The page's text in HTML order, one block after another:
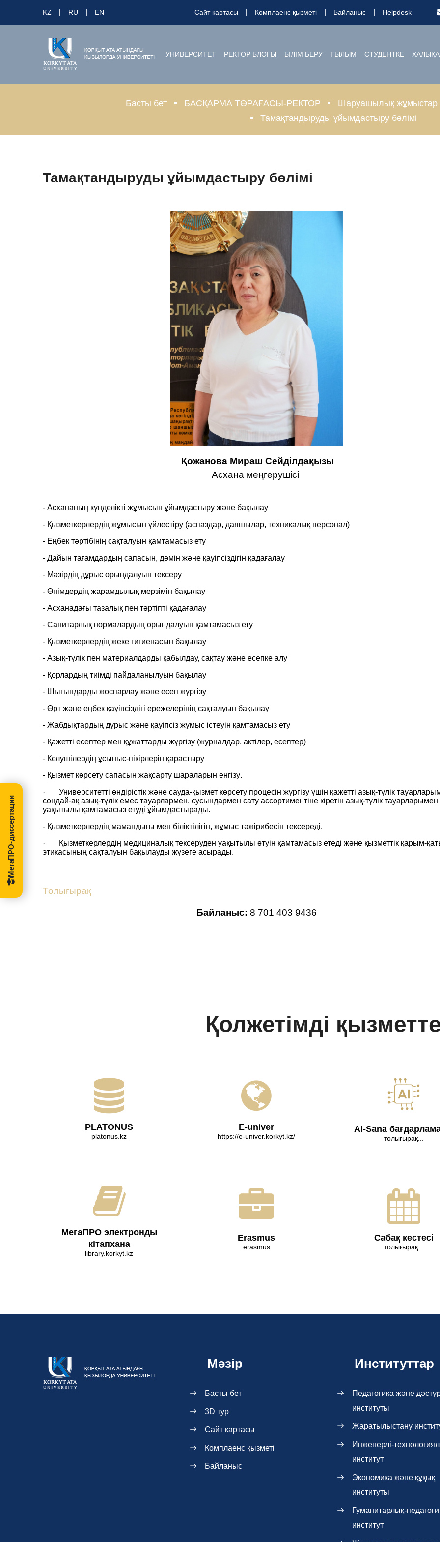
KZ RU EN Сайт картасы Комплаенс қызметі Байланыс Helpdesk
УНИВЕРСИТЕТ РЕКТОР БЛОГЫ БІЛІМ БЕРУ ҒЫЛЫМ СТУДЕНТКЕ
Басты бет БАСҚАРМА ТӨРАҒАСЫ-РЕКТОР
Шаруашылық жұмыстар
Тамақтандыруды ұйымдастыру бөлімі
Тамақтандыруды ұйымдастыру бөлімі
Қожанова Мираш Сейділдақызы
Асхана меңгерушісі
- Асхананың күнделікті жұмысын ұйымдастыру және бақылау
- Қызметкерлердің жұмысын үйлестіру (аспаздар, даяшылар, техникалық персонал)
- Еңбек тәртібінің сақталуын қамтамасыз ету
- Дайын тағамдардың сапасын, дәмін және қауіпсіздігін қадағалау
- Мәзірдің дұрыс орындалуын тексеру
- Өнімдердің жарамдылық мерзімін бақылау
- Асханадағы тазалық пен тәртіпті қадағалау
- Санитарлық нормалардың орындалуын қамтамасыз ету
- Қызметкерлердің жеке гигиенасын бақылау
- Азық-түлік пен материалдарды қабылдау, сақтау және есепке алу
- Қорлардың тиімді пайдаланылуын бақылау
- Шығындарды жоспарлау және есеп жүргізу
- Өрт және еңбек қауіпсіздігі ережелерінің сақталуын бақылау
- Жабдықтардың дұрыс және қауіпсіз жұмыс істеуін қамтамасыз ету
- Қажетті есептер мен құжаттарды жүргізу (журналдар, актілер, есептер)
- Келушілердің ұсыныс-пікірлерін қарастыру
- Қызмет көрсету сапасын жақсарту шараларын енгізу.
·
Университетті өндірістік және сауда-қызмет көрсету процесін жүргізу үшін қажетті азық-түлік
сондай-ақ азық-түлік емес тауарлармен, сусындармен сату ассортиментіне кіретін азық-түлік тауарларымен
уақытылы қамтамасыз етуді ұйымдастырады.
- Қызметкерлердің мамандығы мен біліктілігін, жұмыс тәжірибесін тексереді.
·
Қызметкерлердің медициналық тексеруден уақытылы өтуін қамтамасыз етеді және қызметтік қарым-
этикасының сақталуын бақылауды жүзеге асырады.
Толығырақ
Байланыс: 8 701 403 9436
Қолжетімді
PLATONUS
platonus.kz
E-univer
https://e-univer.korkyt.kz/
AI-Sana
толығырақ...
МегаПРО электронды
кітапхана
library.korkyt.kz
Erasmus
erasmus
Сабақ кестесі
толығырақ...
Мәзір
Басты бет
3D тур
Сайт картасы
Комплаенс қызметі
Байланыс
Институттар
Педагогика және
институты
Жаратылыстану
Инженерлі-
институт
Экономика және құқық
институты
Гуманитарлық-
институт
МегаПРО-диссертации